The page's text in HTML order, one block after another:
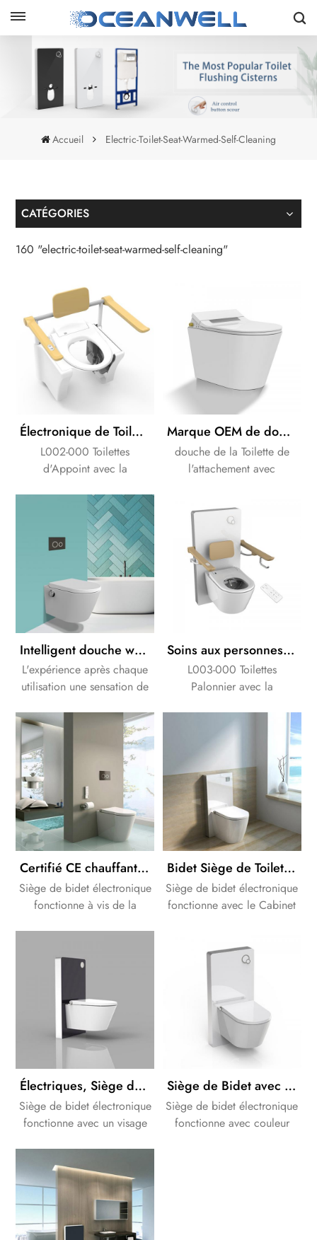
Accueil Electric-Toilet-Seat-Warmed-Self-Cleaning
CATÉGORIES
160 "electric-toilet-seat-warmed-self-cleaning"
Électronique de Toilette siège d'Appoint pour Agedcare Handicapées des soins de santé
L002-000 Toilettes
d'Appoint avec la
ascenseur pour aider Âgées
personnes Handicapées
standup facilement !
Marque OEM de douche Séparée attachement toilettes bidet électronique de la pièce jointe
douche de la Toilette de
l'attachement avec
le détartrage de fonction.
Intelligent douche wc Bidet Siège de couleur blanc et noir style allemand
L'expérience après chaque
utilisation une sensation de
fraîcheur.Ce processus est
également plus efficace et
plus saine que de nettoyer
avec du papier toilette.
Soins aux personnes âgées Handicapées de matériel de Santé, Wc Électrique Palonnier
L003-000 Toilettes
Palonnier avec la
personnes Handicapées
standup facilement !
Certifié CE chauffants électriques, siège de toilette bidet salle de bains solutions à vis de la citerne
Siège de bidet électronique
fonctionne à vis de la
complète pour votre salle
de bains Design.
Bidet Siège de Toilette avec de la couleur blanche de Cabinet de la citerne
Siège de bidet électronique
fonctionne avec le Cabinet
complète pour votre salle
de bains Design.
Électriques, Siège de Bidet avec noir Cabinet de toilettes citerne
Siège de bidet électronique
fonctionne avec un visage
fournir une solution
complète pour votre salle
de bains Design.
Siège de Bidet avec le blanc du Cabinet de chasse de la citerne
Siège de bidet électronique
fonctionne avec couleur